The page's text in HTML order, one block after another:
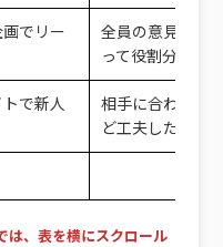
でリー
全員の意見をま
って役割分担した
で新人
相手に合わせた
ど工夫した
、表を横にスクロール